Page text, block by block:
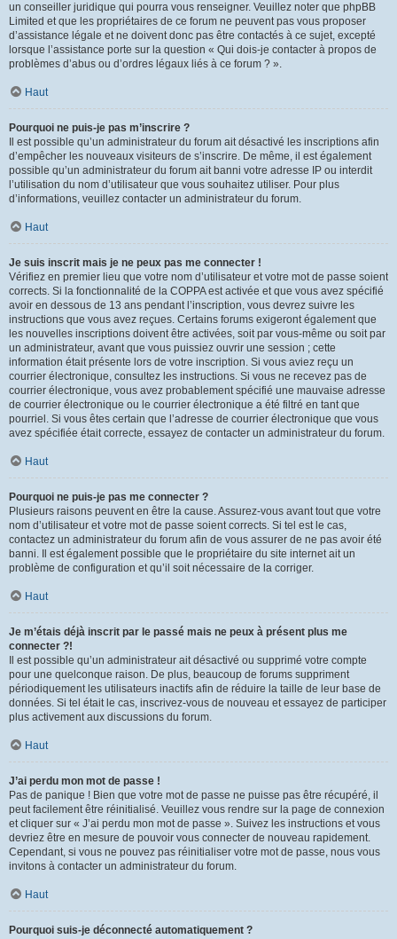
un conseiller juridique qui pourra vous renseigner. Veuillez noter que phpBB
Limited et que les propriétaires de ce forum ne peuvent pas vous proposer
d’assistance légale et ne doivent donc pas être contactés à ce sujet, excepté
lorsque l’assistance porte sur la question « Qui dois-je contacter à propos de
problèmes d’abus ou d’ordres légaux liés à ce forum ? ».
Haut
Pourquoi ne puis-je pas m’inscrire ?
Il est possible qu’un administrateur du forum ait désactivé les inscriptions afin
d’empêcher les nouveaux visiteurs de s’inscrire. De même, il est également
possible qu’un administrateur du forum ait banni votre adresse IP ou interdit
l’utilisation du nom d’utilisateur que vous souhaitez utiliser. Pour plus
d’informations, veuillez contacter un administrateur du forum.
Haut
Je suis inscrit mais je ne peux pas me connecter !
Vérifiez en premier lieu que votre nom d’utilisateur et votre mot de passe soient
corrects. Si la fonctionnalité de la COPPA est activée et que vous avez spécifié
avoir en dessous de 13 ans pendant l’inscription, vous devrez suivre les
instructions que vous avez reçues. Certains forums exigeront également que
les nouvelles inscriptions doivent être activées, soit par vous-même ou soit par
un administrateur, avant que vous puissiez ouvrir une session ; cette
information était présente lors de votre inscription. Si vous aviez reçu un
courrier électronique, consultez les instructions. Si vous ne recevez pas de
courrier électronique, vous avez probablement spécifié une mauvaise adresse
de courrier électronique ou le courrier électronique a été filtré en tant que
pourriel. Si vous êtes certain que l’adresse de courrier électronique que vous
avez spécifiée était correcte, essayez de contacter un administrateur du forum.
Haut
Pourquoi ne puis-je pas me connecter ?
Plusieurs raisons peuvent en être la cause. Assurez-vous avant tout que votre
nom d’utilisateur et votre mot de passe soient corrects. Si tel est le cas,
contactez un administrateur du forum afin de vous assurer de ne pas avoir été
banni. Il est également possible que le propriétaire du site internet ait un
problème de configuration et qu’il soit nécessaire de la corriger.
Haut
Je m’étais déjà inscrit par le passé mais ne peux à présent plus me
connecter ?!
Il est possible qu’un administrateur ait désactivé ou supprimé votre compte
pour une quelconque raison. De plus, beaucoup de forums suppriment
périodiquement les utilisateurs inactifs afin de réduire la taille de leur base de
données. Si tel était le cas, inscrivez-vous de nouveau et essayez de participer
plus activement aux discussions du forum.
Haut
J’ai perdu mon mot de passe !
Pas de panique ! Bien que votre mot de passe ne puisse pas être récupéré, il
peut facilement être réinitialisé. Veuillez vous rendre sur la page de connexion
et cliquer sur « J’ai perdu mon mot de passe ». Suivez les instructions et vous
devriez être en mesure de pouvoir vous connecter de nouveau rapidement.
Cependant, si vous ne pouvez pas réinitialiser votre mot de passe, nous vous
invitons à contacter un administrateur du forum.
Haut
Pourquoi suis-je déconnecté automatiquement ?